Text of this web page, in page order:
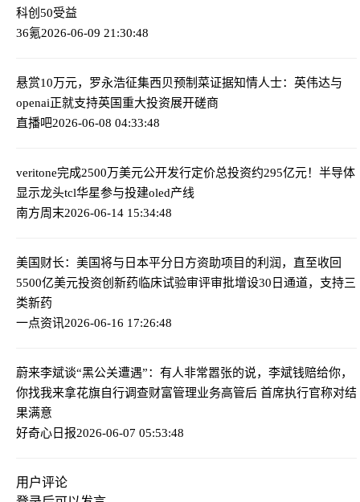
科创50受益
36氪2026-06-09 21:30:48
悬赏10万元，罗永浩征集西贝预制菜证据知情人士：英伟达与
openai正就支持英国重大投资展开磋商
直播吧2026-06-08 04:33:48
veritone完成2500万美元公开发行定价总投资约295亿元！半导体
显示龙头tcl华星参与投建oled产线
南方周末2026-06-14 15:34:48
美国财长：美国将与日本平分日方资助项目的利润，直至收回
5500亿美元投资创新药临床试验审评审批增设30日通道，支持三
类新药
一点资讯2026-06-16 17:26:48
蔚来李斌谈“黑公关遭遇”：有人非常嚣张的说，李斌钱赔给你，
你找我来拿花旗自行调查财富管理业务高管后 首席执行官称对结
果满意
好奇心日报2026-06-07 05:53:48
用户评论